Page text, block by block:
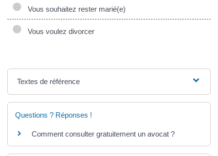
Vous souhaitez rester marié(e)
Vous voulez divorcer
Textes de référence
Questions ? Réponses !
Comment consulter gratuitement un avocat ?